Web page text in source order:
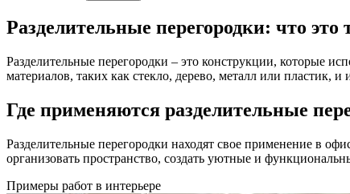
Разделительные перегородки: что это
Разделительные перегородки – это конструкции, которые
материалов, таких как стекло, дерево, металл или пластик,
Где применяются разделительные
Разделительные перегородки находят свое применение в
организовать пространство, создать уютные и
Примеры работ в интерьере